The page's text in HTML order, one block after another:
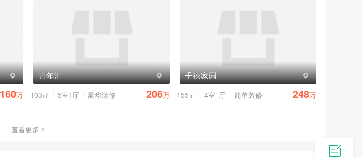
160万
青年汇
103㎡ 5室1厅 豪华装修 206万
千禧家园
155㎡ 4室1厅 简单装修 248万
查看更多